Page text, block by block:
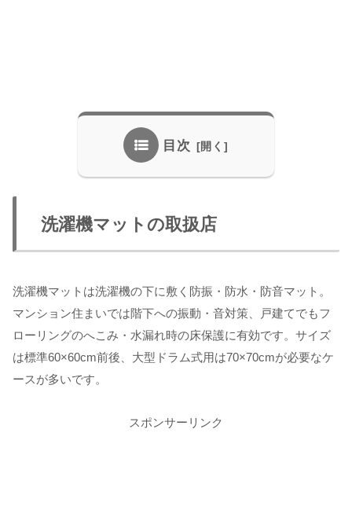
目次
洗濯機マットの取扱店
洗濯機マットは洗濯機の下に敷く防振・防水・防音マット。
マンション住まいでは階下への振動・音対策、戸建てでもフ
ローリングのへこみ・水漏れ時の床保護に有効です。サイズ
は標準60×60cm前後、大型ドラム式用は70×70cmが必要なケ
ースが多いです。
スポンサーリンク